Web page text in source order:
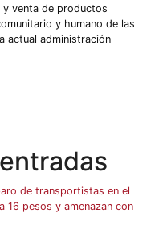
venta de productos
y humano de las
actual administración
de transportistas en el
16 pesos y amenazan con